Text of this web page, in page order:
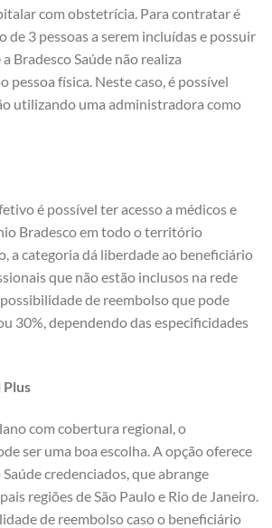
com obstetrícia. Para contratar é
de 3 pessoas a serem incluídas e possuir
Bradesco Saúde não realiza
pessoa física. Neste caso, é possível
utilizando uma administradora como
é possível ter acesso a médicos e
Bradesco em todo o território
a categoria dá liberdade ao beneficiário
que não estão inclusos na rede
de reembolso que pode
30%, dependendo das especificidades
com cobertura regional, o
ser uma boa escolha. A opção oferece
credenciados, que abrange
regiões de São Paulo e Rio de Janeiro.
de reembolso caso o beneficiário